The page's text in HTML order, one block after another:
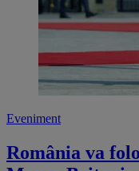
Eveniment
România va